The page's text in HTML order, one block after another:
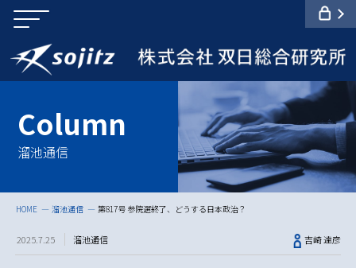
溜池通信
HOME 溜池通信 第817号 参院選終了、どうする日本政治？
2025.7.25 溜池通信 吉崎 達彦